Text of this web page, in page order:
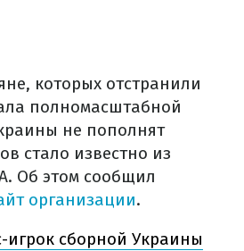
которых отстранили
полномасштабной
не пополнят
стало известно из
Об этом сообщил
организации.
игрок сборной Украины